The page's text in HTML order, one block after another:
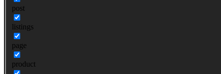
post
listings
page
product